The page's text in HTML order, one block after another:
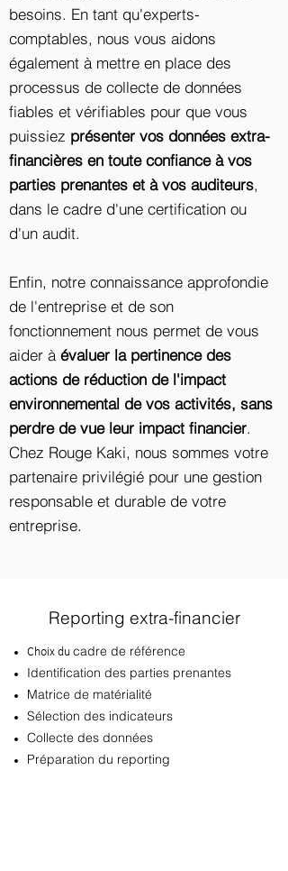
besoins. En tant qu'experts-
comptables, nous vous aidons
également à mettre en place des
processus de collecte de données
fiables et vérifiables pour que vous
puissiez présenter vos données extra-
financières en toute confiance à vos
parties prenantes et à vos auditeurs,
dans le cadre d'une certification ou
d'un audit.
Enfin, notre connaissance approfondie
de l'entreprise et de son
fonctionnement nous permet de vous
aider à évaluer la pertinence des
actions de réduction de l'impact
environnemental de vos activités, sans
perdre de vue leur impact financier.
Chez Rouge Kaki, nous sommes votre
partenaire privilégié pour une gestion
responsable et durable de votre
entreprise.
Reporting extra-financier
Choix du cadre de référence
Identification des parties prenantes
Matrice de matérialité
Sélection des indicateurs
Collecte des données
Préparation du reporting